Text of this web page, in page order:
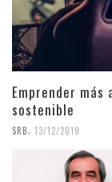
Emprender
sostenible
SRB 13/12/2019